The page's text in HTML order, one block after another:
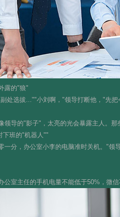
露的"狼"
处选拔...""小刘啊，"领导打断他，"先
领导的"影子"，太亮的光会暴露主人。那
下班的"机器人""
一分，办公室小李的电脑准时关机。"
公室主任的手机电量不能低于50%，微